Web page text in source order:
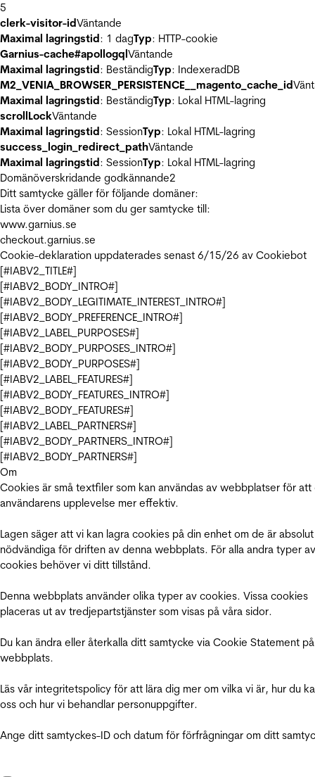
5
clerk-visitor-idVäntande
Maximal lagringstid: 1 dagTyp: HTTP-cookie
Garnius-cache#apollogqlVäntande
Maximal lagringstid: BeständigTyp: IndexeradDB
M2_VENIA_BROWSER_PERSISTENCE__magento_cache_id
Maximal lagringstid: BeständigTyp: Lokal HTML-lagring
scrollLockVäntande
Maximal lagringstid: SessionTyp: Lokal HTML-lagring
success_login_redirect_pathVäntande
Maximal lagringstid: SessionTyp: Lokal HTML-lagring
Domänöverskridande godkännande2
Ditt samtycke gäller för följande domäner:
Lista över domäner som du ger samtycke till:
www.garnius.se
checkout.garnius.se
Cookie-deklaration uppdaterades senast 6/15/26 av Cookiebot
[#IABV2_TITLE#]
[#IABV2_BODY_INTRO#]
[#IABV2_BODY_LEGITIMATE_INTEREST_INTRO#]
[#IABV2_BODY_PREFERENCE_INTRO#]
[#IABV2_LABEL_PURPOSES#]
[#IABV2_BODY_PURPOSES_INTRO#]
[#IABV2_BODY_PURPOSES#]
[#IABV2_LABEL_FEATURES#]
[#IABV2_BODY_FEATURES_INTRO#]
[#IABV2_BODY_FEATURES#]
[#IABV2_LABEL_PARTNERS#]
[#IABV2_BODY_PARTNERS_INTRO#]
[#IABV2_BODY_PARTNERS#]
Om
Cookies är små textfiler som kan användas av webbplatser för att
användarens upplevelse mer effektiv.
Lagen säger att vi kan lagra cookies på din enhet om de är absolut
nödvändiga för driften av denna webbplats. För alla andra typer av
cookies behöver vi ditt tillstånd.
Denna webbplats använder olika typer av cookies. Vissa cookies
placeras ut av tredjepartstjänster som visas på våra sidor.
Du kan ändra eller återkalla ditt samtycke via Cookie Statement
webbplats.
Läs vår integritetspolicy för att lära dig mer om vilka vi är, hur du
oss och hur vi behandlar personuppgifter.
Ange ditt samtyckes-ID och datum för förfrågningar om ditt